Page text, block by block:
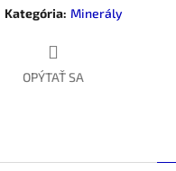
Kategória: Minerály
OPÝTAŤ SA